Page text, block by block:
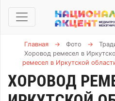
Главная → Фото →
Хоровод ремесел в
ремесел в Иркутской
ХОРОВОД